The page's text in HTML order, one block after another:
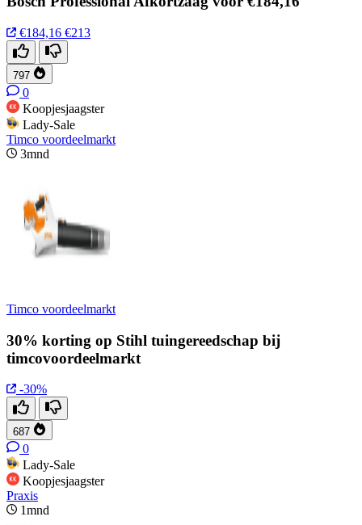
€184,16 €213
797
0
Koopjesjaagster
Lady-Sale
Timco voordeelmarkt
3mnd
Timco voordeelmarkt
30% korting op Stihl tuingereedschap bij
timcovoordeelmarkt
-30%
687
0
Lady-Sale
Koopjesjaagster
Praxis
1mnd